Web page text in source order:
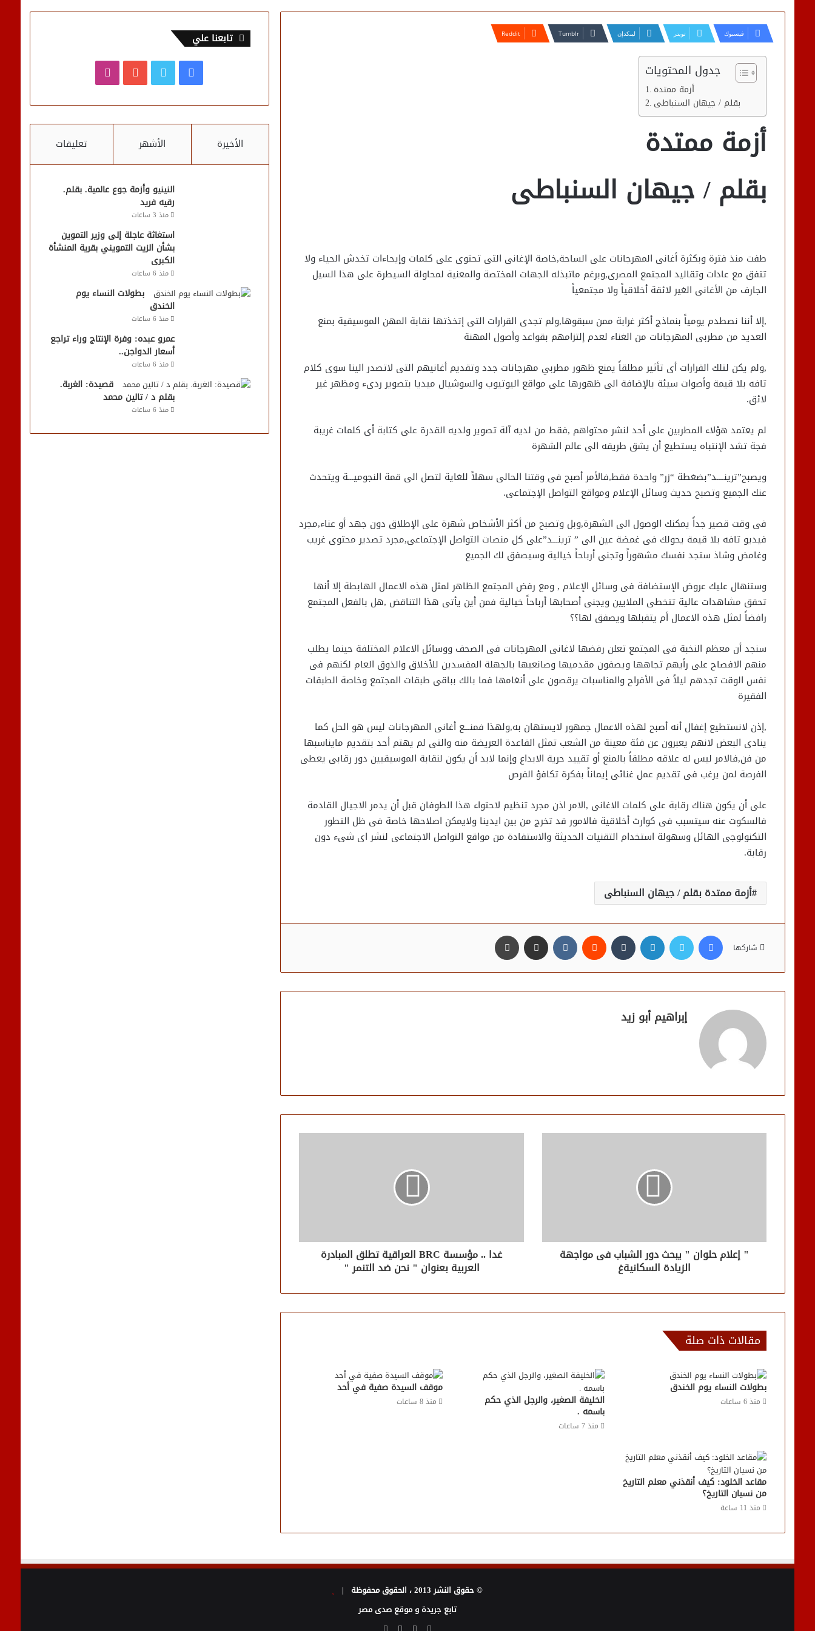
فيسبوك تويتر لينكدإن
جدول المحتويات
أزمة ممتدة
بقلم / جيهان السنباطى
أزمة ممتدة
بقلم / جيهان السنباطى
طفت منذ فترة وبكثرة أغانى المهرجانات على الساحة,خاصة الإغانى التى تحتوى على كلمات وإيحاءات تخدش الحياء ولا
تتفق مع عادات وتقاليد المجتمع المصرى,وبرغم ماتبذله الجهات المختصة والمعنية لمحاولة السيطرة على هذا السيل
الجارف من الأغانى الغير لائقة أخلاقياً ولا مجتمعياً
,إلا أننا نصطدم يومياً بنماذج أكثر غرابة ممن سبقوها,ولم تجدى القرارات التى إتخذتها نقابة المهن الموسيقية بمنع
العديد من مطربى المهرجانات من الغناء لعدم إلتزامهم بقواعد وأصول المهنة
,ولم يكن لتلك القرارات أى تأثير مطلقاً يمنع ظهور مطربي مهرجانات جدد وتقديم أغانيهم التى لاتصدر الينا سوى كلام
تافه بلا قيمة وأصوات سيئة بالإضافة الى ظهورها على مواقع اليوتيوب والسوشيال ميديا بتصوير ردىء ومظهر غير
لائق.
لم يعتمد هؤلاء المطربين على أحد لنشر محتواهم ,فقط من لديه آلة تصوير ولديه القدرة على كتابة أى كلمات غريبة
فجة تشد الإنتباه يستطيع أن يشق طريقه الى عالم الشهرة
ويصبح”ترينــــد”بضغطة “زر” واحدة فقط,فالأمر أصبح فى وقتنا الحالى سهلاً للغاية لتصل الى قمة النجوميـــة ويتحدث
عنك الجميع وتصبح حديث وسائل الإعلام ومواقع التواصل الإجتماعى.
فى وقت قصير جداً يمكنك الوصول الى الشهرة,وبل وتصبح من أكثر الأشخاص شهرة على الإطلاق دون جهد أو عناء,مجرد
فيديو تافه بلا قيمة يحولك فى غمضة عين الى ” ترينـــد”على كل منصات التواصل الإجتماعى,مجرد تصدير محتوى غريب
وغامض وشاذ ستجد نفسك مشهوراً وتجنى أرباحاً خيالية وسيصفق لك الجميع
وستنهال عليك عروض الإستضافة فى وسائل الإعلام , ومع رفض المجتمع الظاهر لمثل هذه الاعمال الهابطة إلا أنها
تحقق مشاهدات عالية تتخطى الملايين ويجنى أصحابها أرباحاً خيالية فمن أين يأتى هذا التناقض ,هل بالفعل المجتمع
رافضاً لمثل هذه الاعمال أم يتقبلها ويصفق لها؟؟
سنجد أن معظم النخبة فى المجتمع تعلن رفضها لاغانى المهرجانات فى الصحف ووسائل الاعلام المختلفة حينما يطلب
منهم الافصاح على رأيهم تجاهها ويصفون مقدميها وصانعيها بالجهلة المفسدين للأخلاق والذوق العام لكنهم فى
نفس الوقت تجدهم ليلاً فى الأفراح والمناسبات يرقصون على أنغامها فما بالك بباقى طبقات المجتمع وخاصة الطبقات
الفقيرة
,إذن لانستطيع إغفال أنه أصبح لهذه الاعمال جمهور لايستهان به,ولهذا فمنـــع أغانى المهرجانات ليس هو الحل كما
ينادى البعض لانهم يعبرون عن فئة معينة من الشعب تمثل القاعدة العريضة منه والتى لم يهتم أحد بتقديم مايناسبها
من فن,فالامر ليس له علاقه مطلقاً بالمنع أو تقييد حرية الابداع وإنما لابد أن يكون لنقابة الموسيقيين دور رقابى يعطى
الفرصة لمن يرغب فى تقديم عمل غنائى إيماناً بفكرة تكافؤ الفرص
على أن يكون هناك رقابة على كلمات الاغانى ,الامر اذن مجرد تنظيم لاحتواء هذا الطوفان قبل أن يدمر الاجيال القادمة
فالسكوت عنه سيتسبب فى كوارث أخلاقية فالامور قد تخرج من بين ايدينا ولايمكن اصلاحها خاصة فى ظل التطور
التكنولوجى الهائل وسهولة استخدام التقنيات الحديثة والاستفادة من مواقع التواصل الاجتماعى لنشر اى شىء دون
رقابة.
أزمة ممتدة بقلم / جيهان السنباطى
شاركها
فيسبوك تويتر لينكدإن مشاركة عبر البريد
إبراهيم أبو زيد
" إعلام حلوان " يبحث دور الشباب فى مواجهة
الزيادة السكانيةغ
غدا .. مؤسسة BRC العراقية تطلق المبادرة
العربية بعنوان " نحن ضد التنمر "
مقالات ذات صلة
بطولات النساء يوم الخندق
منذ 6 ساعات الخليفة الصغير، والرجل الذي حكم
باسمه .
منذ 7 ساعات
موقف السيدة صفية في أحد
منذ 8 ساعات
مقاعد الخلود: كيف أنقذني معلم التاريخ
من نسيان التاريخ؟
منذ 11 ساعة
تابعنا علي
فيسبوك يوتيوب
الأخيرة الأشهر تعليقات
النينيو وأزمة جوع عالمية. بقلم.
رقيه فريد
منذ 3 ساعات
استغاثة عاجلة إلى وزير التموين
بشأن الزيت التمويني بقرية المنشأة
الكبرى
منذ 6 ساعات
بطولات النساء يوم
الخندق
منذ 6 ساعات
عمرو عبده: وفرة الإنتاج وراء تراجع
أسعار الدواجن..
منذ 6 ساعات
قصيدة: الغربة.
بقلم د / تالين محمد
منذ 6 ساعات
© حقوق النشر 2013 ، الحقوق محفوظة |
تابع جريدة و موقع صدى مصر